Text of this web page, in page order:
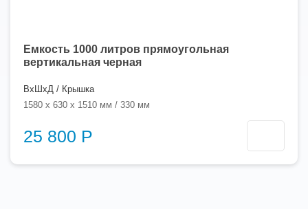
Емкость 1000 литров прямоугольная
вертикальная черная
ВхШхД / Крышка
1580 x 630 x 1510 мм / 330 мм
25 800 Р